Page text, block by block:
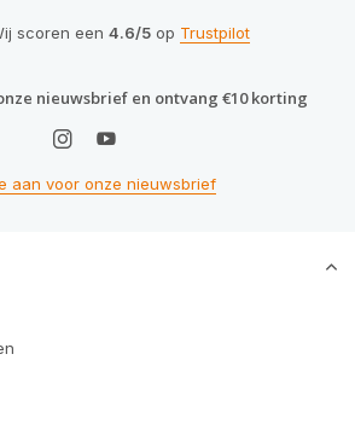
scoren een 4.6/5op Trustpilot
nieuwsbrief en ontvang €10 korting
aan voor onze nieuwsbrief